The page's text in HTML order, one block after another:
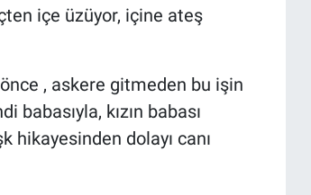
içe üzüyor, içine ateş
, askere gitmeden bu işin
babasıyla, kızın babası
hikayesinden dolayı canı